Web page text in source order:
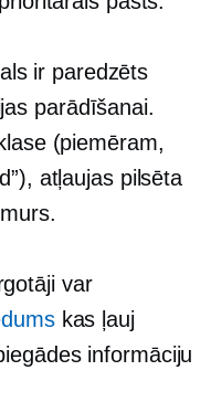
ir paredzēts
parādīšanai.
(piemēram,
atļaujas pilsēta
var
kas ļauj
informāciju